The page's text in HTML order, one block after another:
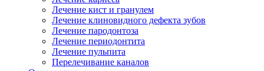
Лечение кист и гранулем
Лечение клиновидного дефекта зубов
Лечение пародонтоза
Лечение периодонтита
Лечение пульпита
Перелечивание каналов